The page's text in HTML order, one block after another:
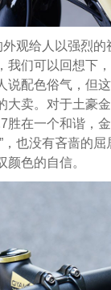
外观给人以强烈
我们可以回想下
说配色俗气，但
大卖。对于土豪
胜在一个和谐，
，也没有吝啬的
颜色的自信。